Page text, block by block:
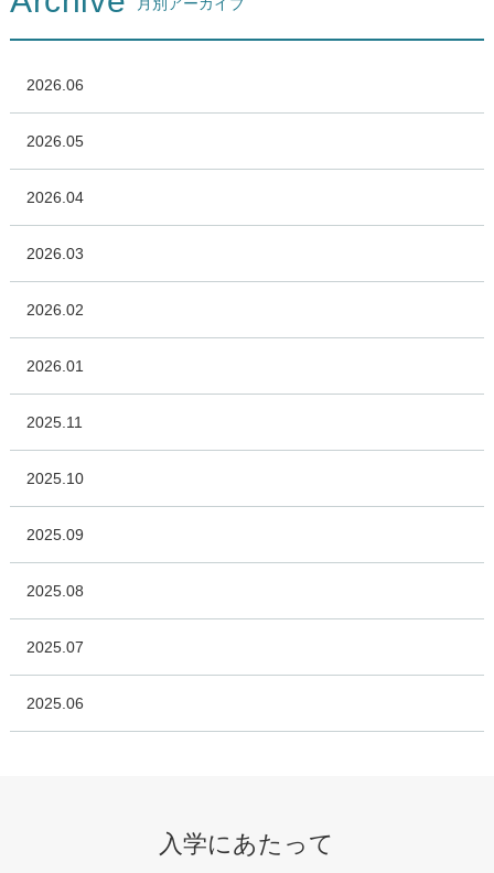
2026.06
2026.05
2026.04
2026.03
2026.02
2026.01
2025.11
2025.10
2025.09
2025.08
2025.07
2025.06
入学にあたって